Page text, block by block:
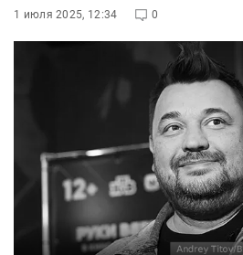
1 июля 2025, 12:34 0